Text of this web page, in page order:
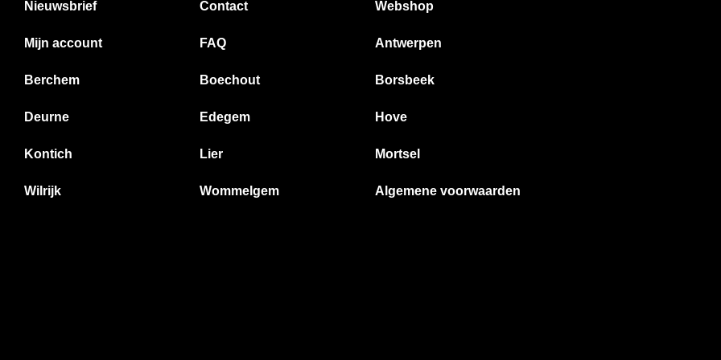
Nieuwsbrief Contact Webshop
Mijn account FAQ Antwerpen
Berchem Boechout Borsbeek
Deurne Edegem Hove
Kontich Lier Mortsel
Wilrijk Wommelgem Algemene voorwaarden